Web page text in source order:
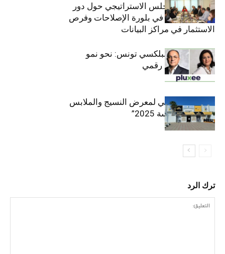
والعشرين للمجلس الاستراتيجي حول دور
القطاع الخاص في بلورة الإصلاحات وفرص
الاستثمار في مراكز البيانات
قيادة مزدوجة لبلكسي تونس: نحو نمو
متسارع وتحول رقمي
الافتتاح الرسمي لمعرض النسيج والملابس
“إنترتكس سوسة 2025”
ترك الرد